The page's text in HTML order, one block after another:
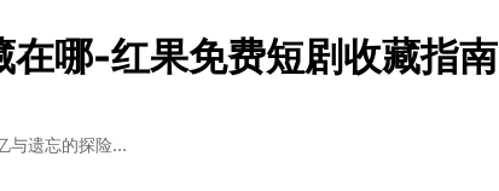
在哪-红果免费短剧收藏指南
与遗忘的探险…